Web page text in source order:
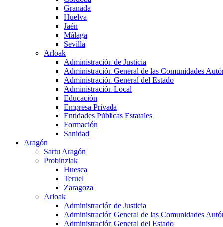
Granada
Huelva
Jaén
Málaga
Sevilla
Arloak
Administración de Justicia
Administración General de las Comunidades
Administración General del Estado
Administración Local
Educación
Empresa Privada
Entidades Públicas Estatales
Formación
Sanidad
Aragón
Sartu Aragón
Probinziak
Huesca
Teruel
Zaragoza
Arloak
Administración de Justicia
Administración General de las Comunidades
Administración General del Estado